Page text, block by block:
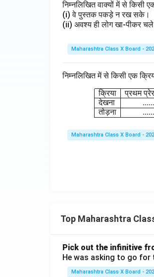
निम्नलिखित वाक्यों में से किसी
(i) वे पुस्तक पकड़े न रख सके।
(ii) अवश्य ही लोग खा-पीकर चले
Maharashtra Class X Board -
निम्नलिखित में से किसी एक
क्रिया
देखना
तोड़ना
प्रथम
Maharashtra Class X Board -
Top Maharashtra
Pick out the infinitive
He was asking to go for
Maharashtra Class X Board -